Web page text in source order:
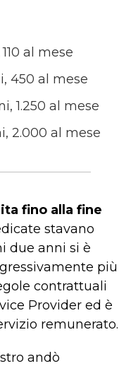
al mese
450 al mese
1.250 al mese
2.000 al mese
fino alla fine
stavano
due anni si è
più
contrattuali
Provider ed è
remunerato.
andò